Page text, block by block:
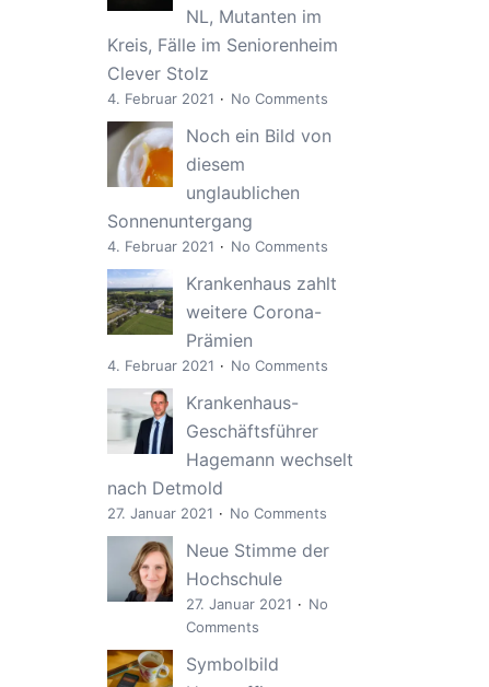
NL, Mutanten im
Kreis, Fälle im Seniorenheim
Clever Stolz
4. Februar 2021 No Comments
Noch ein Bild von
diesem
unglaublichen
Sonnenuntergang
4. Februar 2021 No Comments
Krankenhaus zahlt
weitere Corona-
Prämien
4. Februar 2021 No Comments
Krankenhaus-
Geschäftsführer
Hagemann wechselt
nach Detmold
27. Januar 2021 No Comments
Neue Stimme der
Hochschule
27. Januar 2021
No
Comments
Symbolbild